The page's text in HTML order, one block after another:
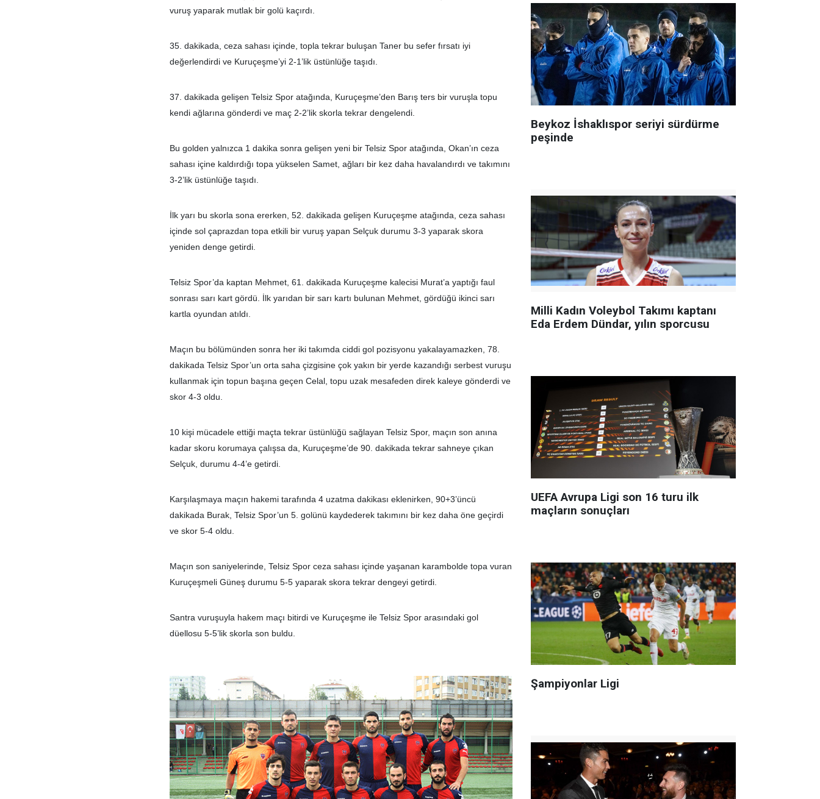
vuruş yaparak mutlak bir golü kaçırdı.
35. dakikada, ceza sahası içinde, topla tekrar buluşan Taner bu sefer fırsatı iyi
değerlendirdi ve Kuruçeşme’yi 2-1’lik üstünlüğe taşıdı.
37. dakikada gelişen Telsiz Spor atağında, Kuruçeşme’den Barış ters bir vuruşla topu
kendi ağlarına gönderdi ve maç 2-2’lik skorla tekrar dengelendi.
Bu golden yalnızca 1 dakika sonra gelişen yeni bir Telsiz Spor atağında, Okan’ın ceza
sahası içine kaldırdığı topa yükselen Samet, ağları bir kez daha havalandırdı ve takımını
3-2’lik üstünlüğe taşıdı.
İlk yarı bu skorla sona ererken, 52. dakikada gelişen Kuruçeşme atağında, ceza sahası
içinde sol çaprazdan topa etkili bir vuruş yapan Selçuk durumu 3-3 yaparak skora
yeniden denge getirdi.
Telsiz Spor’da kaptan Mehmet, 61. dakikada Kuruçeşme kalecisi Murat’a yaptığı faul
sonrası sarı kart gördü. İlk yarıdan bir sarı kartı bulunan Mehmet, gördüğü ikinci sarı
kartla oyundan atıldı.
Maçın bu bölümünden sonra her iki takımda ciddi gol pozisyonu yakalayamazken, 78.
dakikada Telsiz Spor’un orta saha çizgisine çok yakın bir yerde kazandığı serbest vuruşu
kullanmak için topun başına geçen Celal, topu uzak mesafeden direk kaleye gönderdi ve
skor 4-3 oldu.
10 kişi mücadele ettiği maçta tekrar üstünlüğü sağlayan Telsiz Spor, maçın son anına
kadar skoru korumaya çalışsa da, Kuruçeşme’de 90. dakikada tekrar sahneye çıkan
Selçuk, durumu 4-4’e getirdi.
Karşılaşmaya maçın hakemi tarafında 4 uzatma dakikası eklenirken, 90+3’üncü
dakikada Burak, Telsiz Spor’un 5. golünü kaydederek takımını bir kez daha öne geçirdi
ve skor 5-4 oldu.
Maçın son saniyelerinde, Telsiz Spor ceza sahası içinde yaşanan karambolde topa vuran
Kuruçeşmeli Güneş durumu 5-5 yaparak skora tekrar dengeyi getirdi.
Santra vuruşuyla hakem maçı bitirdi ve Kuruçeşme ile Telsiz Spor arasındaki gol
düellosu 5-5’lik skorla son buldu.
Beykoz İshaklıspor seriyi sürdürme
peşinde
Milli Kadın Voleybol Takımı kaptanı
Eda Erdem Dündar, yılın sporcusu
UEFA Avrupa Ligi son 16 turu ilk
maçların sonuçları
Şampiyonlar Ligi